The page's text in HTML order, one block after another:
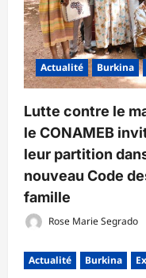
Actualité Burkina
Lutte contre le
le CONAMEB
leur partition
nouveau Code
famille
Rose Marie Segrado
Actualité Burkina